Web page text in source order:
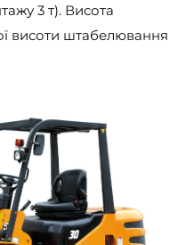
3 т). Висота
висоти штабелювання